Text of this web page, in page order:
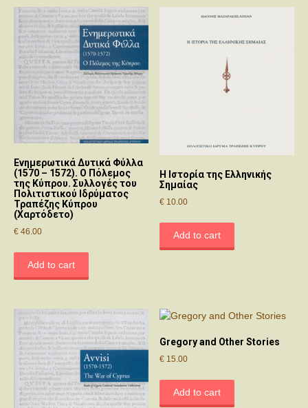
Ενημερωτικά Δυτικά Φύλλα
(1570 – 1572). Ο Πόλεμος
της Κύπρου. Συλλογές του
Πολιτιστικού Ιδρύματος
Τραπέζης Κύπρου
(Χαρτόδετο)
€ 46.00
Add to cart
Η Ιστορία της Ελληνικής
Σημαίας
€ 10.00
Add to cart
Gregory and Other Stories
€ 15.00
Add to cart